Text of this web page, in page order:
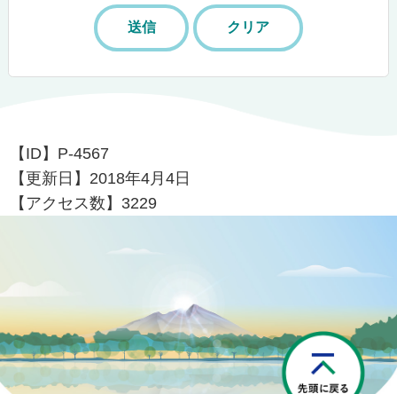
【ID】 P-4567
【更新日】 2018年4月4日
【アクセス数】 3229